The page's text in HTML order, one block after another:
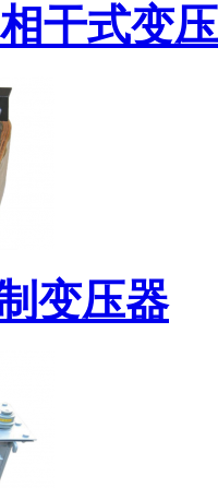
干式变压
变压器